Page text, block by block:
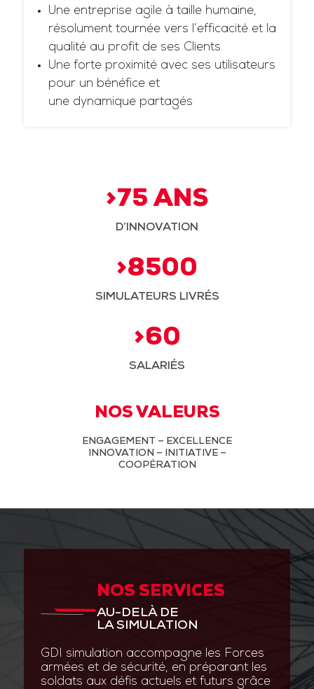
Une entreprise agile à taille humaine,
résolument tournée vers l’efficacité et la
qualité au profit de ses Clients.
Une forte proximité avec ses utilisateurs
pour un bénéfice et
une dynamique partagés
>75 ANS
D’INNOVATION
>8500
SIMULATEURS LIVRÉS
>60
SALARIÉS
NOS VALEURS
ENGAGEMENT – EXCELLENCE
INNOVATION – INITIATIVE –
COOPÉRATION
NOS SERVICES
AU-DELÀ DE
LA SIMULATION
GDI simulation accompagne les Forces
armées et de sécurité, en préparant les
soldats aux défis actuels et futurs grâce